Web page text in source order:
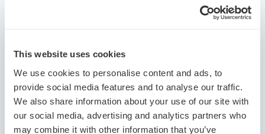
This website uses cookies
We use cookies to personalise content and ads, to
provide social media features and to analyse our traffic.
We also share information about your use of our site with
our social media, advertising and analytics partners who
may combine it with other information that you’ve
van onze accountmanagers en ervoor te zorgen dat het
verkoopproces soepel verloopt? Spreek je vloeiend
Bekijk vacature